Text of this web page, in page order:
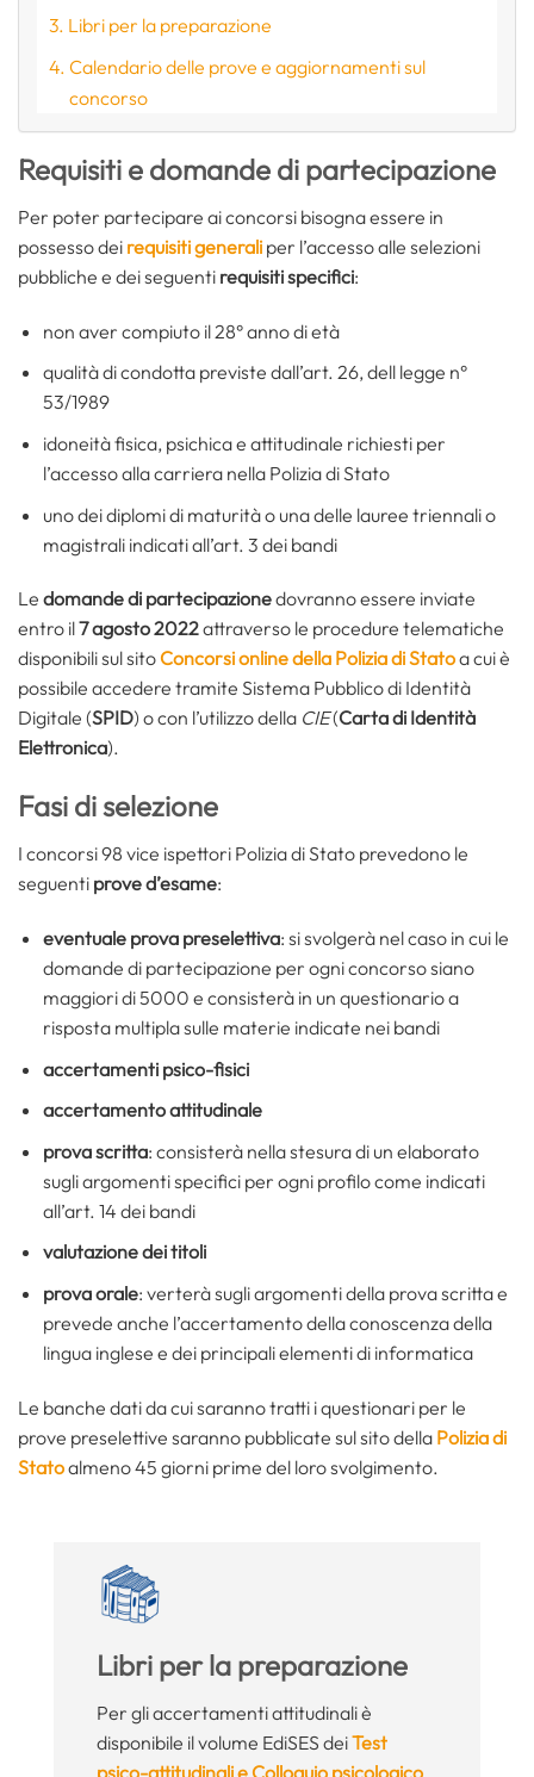
Libri per la preparazione
Calendario delle prove e aggiornamenti sul
concorso
Requisiti e domande di partecipazione
Per poter partecipare ai concorsi bisogna essere in
possesso dei requisiti generali per l’accesso alle selezioni
pubbliche e dei seguenti requisiti specifici:
non aver compiuto il 28° anno di età
qualità di condotta previste dall’art. 26, dell legge n°
53/1989
idoneità fisica, psichica e attitudinale richiesti per
l’accesso alla carriera nella Polizia di Stato
uno dei diplomi di maturità o una delle lauree triennali o
magistrali indicati all’art. 3 dei bandi
Le domande di partecipazionedovranno essere inviate
entro il7 agosto 2022attraverso le procedure telematiche
disponibili sul sitoConcorsi online della Polizia di Statoa cui è
possibile accedere tramite Sistema Pubblico di Identità
Digitale (SPID) o con l’utilizzo della CIE(Carta di Identità
Elettronica).
Fasi di selezione
I concorsi 98 vice ispettori Polizia di Stato prevedono le
seguenti prove d’esame:
eventuale prova preselettiva: si svolgerà nel caso in cui le
domande di partecipazione per ogni concorso siano
maggiori di 5000 e consisterà in un questionario a
risposta multipla sulle materie indicate nei bandi
accertamenti psico-fisici
accertamento attitudinale
prova scritta: consisterà nella stesura di un elaborato
sugli argomenti specifici per ogni profilo come indicati
all’art. 14 dei bandi
valutazione dei titoli
prova orale: verterà sugli argomenti della prova scritta e
prevede anche l’accertamento della conoscenza della
lingua inglese e dei principali elementi di informatica
Le banche dati da cui saranno tratti i questionari per le
prove preselettive saranno pubblicate sul sito della Polizia di
Statoalmeno 45 giorni prime del loro svolgimento.
Libri per la preparazione
Per gli accertamenti attitudinali è
disponibile il volume EdiSES deiTest